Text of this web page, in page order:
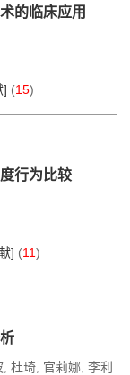
的临床应用
] (15)
行为比较
] (11)
, 杜琦, 官莉娜, 李利